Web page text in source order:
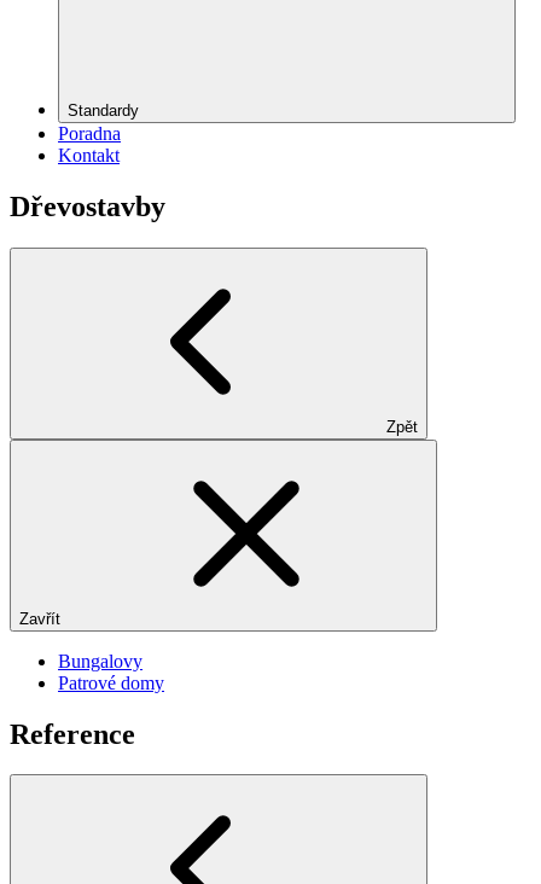
Standardy
Poradna
Kontakt
Dřevostavby
Zpět
Zavřít
Bungalovy
Patrové domy
Reference